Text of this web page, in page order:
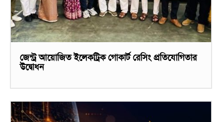
জেন্ট্র আয়োজিত ইলেকট্রিক গোকার্ট রেসিং প্রতিযোগিতার
উদ্বোধন